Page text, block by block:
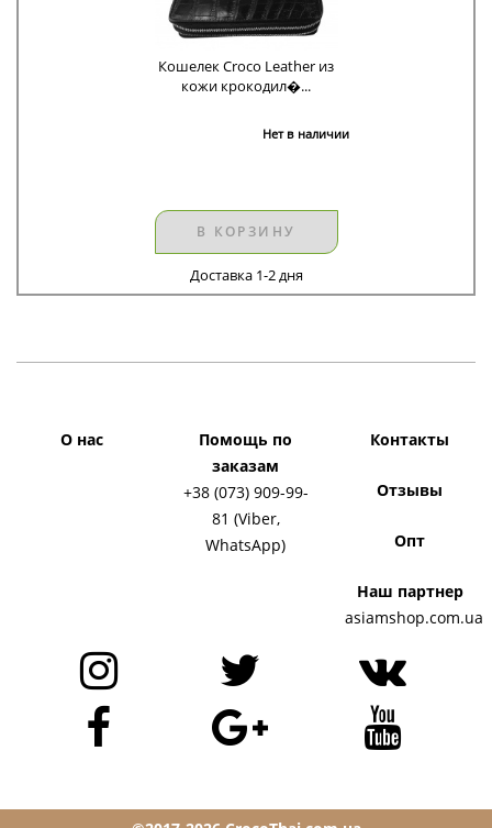
Кошелек Croco Leather из
кожи крокодил�...
Нет в наличии
В КОРЗИНУ
Доставка 1-2 дня
О нас
Помощь по
заказам
+38 (073) 909-99-
81 (Viber,
WhatsApp)
Контакты
Отзывы
Опт
Наш партнер
asiamshop.com.ua